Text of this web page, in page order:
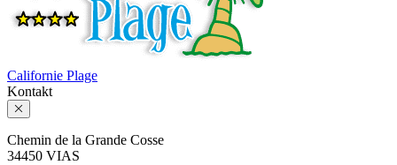
Californie Plage
Kontakt
Chemin de la Grande Cosse
34450 VIAS